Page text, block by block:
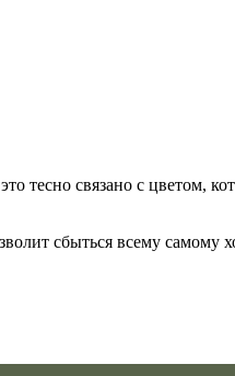
тесно связано с цветом,
сбыться всему самому